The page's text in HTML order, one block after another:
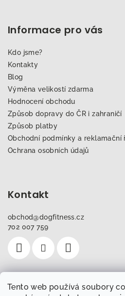
Tento web používá soubory
Informace pro vás
Kdo jsme?
Kontakty
Blog
Výměna velikostí zdarma
Hodnocení obchodu
Způsob dopravy do ČR i zahraničí
Způsob platby
Obchodní podmínky a reklamační
Ochrana osobních údajů
Kontakt
obchod@dogfitness.cz
702 007 759